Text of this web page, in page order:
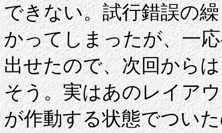
できない。試行錯誤の
かってしまったが、一
出せたので、次回から
そう。実はあのレイア
が作動する状態でつい